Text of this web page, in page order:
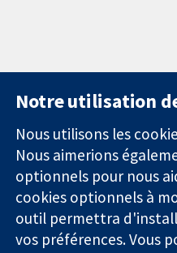
Notre utilisation
Nous utilisons les
Nous aimerions
optionnels pour nous
cookies optionnels à
outil permettra
vos préférences. Vous